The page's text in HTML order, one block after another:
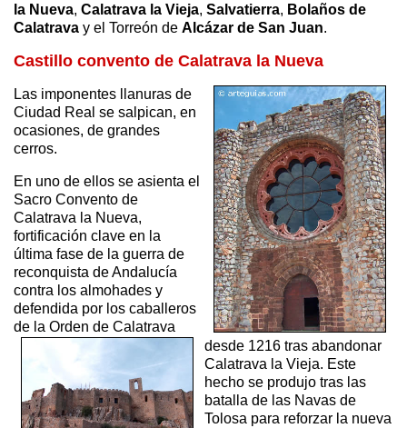
la Nueva, Calatrava la Vieja, Salvatierra, Bolaños de
Calatrava y el Torreón de Alcázar de San Juan.
Castillo convento de Calatrava la Nueva
Las imponentes llanuras de
Ciudad Real se salpican, en
ocasiones, de grandes
cerros.
En uno de ellos se asienta el
Sacro Convento de
Calatrava la Nueva,
fortificación clave en la
última fase de la guerra de
reconquista de Andalucía
contra los almohades y
defendida por los caballeros
de la Orden de Calatrava
desde 1216 tras abandonar
Calatrava la Vieja. Este
hecho se produjo tras las
batalla de las Navas de
Tolosa para reforzar la nueva